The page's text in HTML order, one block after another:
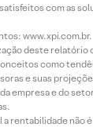
com as
www.xpi.com.br.
deste relatório
como
e suas
empresa e do
rentabilidade não